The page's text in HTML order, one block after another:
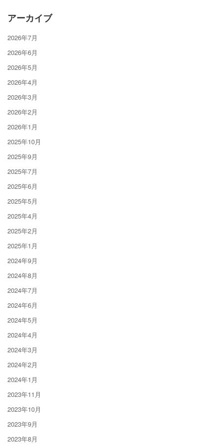
アーカイブ
2026年7月
2026年6月
2026年5月
2026年4月
2026年3月
2026年2月
2026年1月
2025年10月
2025年9月
2025年7月
2025年6月
2025年5月
2025年4月
2025年2月
2025年1月
2024年9月
2024年8月
2024年7月
2024年6月
2024年5月
2024年4月
2024年3月
2024年2月
2024年1月
2023年11月
2023年10月
2023年9月
2023年8月